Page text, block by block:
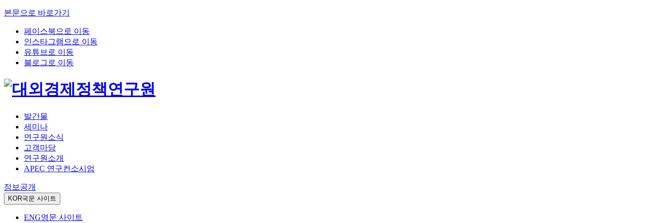
본문으로 바로가기
페이스북으로 이동
인스타그램으로 이동
유튜브로 이동
블로그로 이동
발간물
세미나
연구원소식
고객마당
연구원소개
APEC 연구컨소시엄
정보공개
KOR국문 사이트
ENG영문 사이트